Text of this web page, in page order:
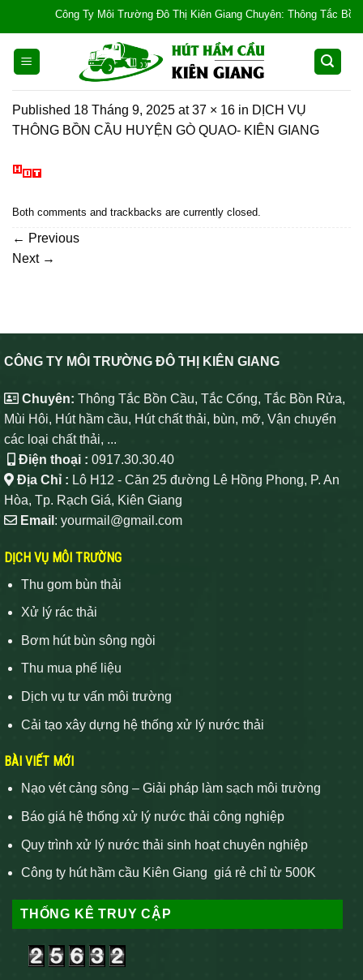
content
Công Ty Môi Trường Đô Thị Kiên Giang Chuyên: Thông Tắc Bồn
Published 18 Tháng 9, 2025 at37 × 16 in DỊCH VỤ
THÔNG BỒN CẦU HUYỆN GÒ QUAO- KIÊN GIANG
Both comments and trackbacks are currently closed.
← Previous
Next →
CÔNG TY MÔI TRƯỜNG ĐÔ THỊ KIÊN GIANG
Chuyên: Thông Tắc Bồn Cầu, Tắc Cống, Tắc Bồn Rửa,
Mùi Hôi, Hút hầm cầu, Hút chất thải, bùn, mỡ, Vận chuyển
các loại chất thải, ...
Điện thoại : 0917.30.30.40
Địa Chỉ : Lô H12 - Căn 25 đường Lê Hồng Phong, P. An
Hòa, Tp. Rạch Giá, Kiên Giang
Email : yourmail@gmail.com
DỊCH VỤ MÔI TRƯỜNG
Thu gom bùn thải
Xử lý rác thải
Bơm hút bùn sông ngòi
Thu mua phế liệu
Dịch vụ tư vấn môi trường
Cải tạo xây dựng hệ thống xử lý nước thải
BÀI VIẾT MỚI
Nạo vét cảng sông – Giải pháp làm sạch môi trường
Báo giá hệ thống xử lý nước thải công nghiệp
Quy trình xử lý nước thải sinh hoạt chuyên nghiệp
Công ty hút hầm cầu Kiên Giang giá rẻ chỉ từ 500K
THỐNG KÊ TRUY CẬP